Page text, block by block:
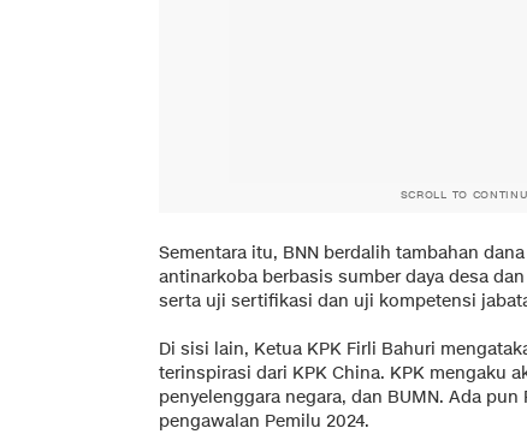
SCROLL TO
Sementara itu, BNN berdalih tambahan
antinarkoba berbasis sumber daya desa
serta uji sertifikasi dan uji kompetensi
Di sisi lain, Ketua KPK Firli Bahuri
terinspirasi dari KPK China. KPK mengaku
penyelenggara negara, dan BUMN. Ada
pengawalan Pemilu 2024.